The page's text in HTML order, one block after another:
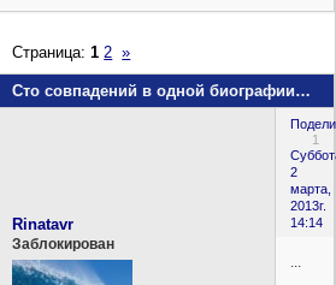
Сто совпадений в одной биографии…
Страница:1 2 »
1
2
марта,
2013г.
14:14
Rinatavr
Заблокирован
...